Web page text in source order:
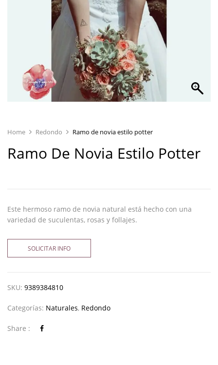
Home Redondo Ramo de novia estilo potter
Ramo De Novia Estilo Potter
Este hermoso ramo de novia natural está hecho con una
variedad de suculentas, rosas y follajes.
SOLICITAR INFO
SKU: 9389384810
Categorías: Naturales, Redondo
Share :